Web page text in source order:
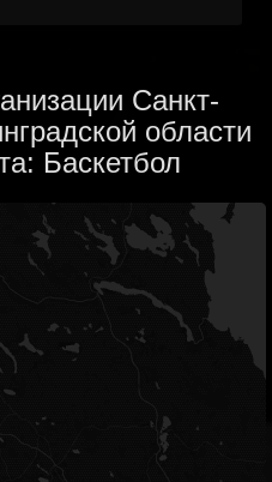
Санкт-
области
Баскетбол